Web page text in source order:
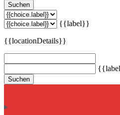
Suchen
{{label}}
{{locationDetails}}
Suchen